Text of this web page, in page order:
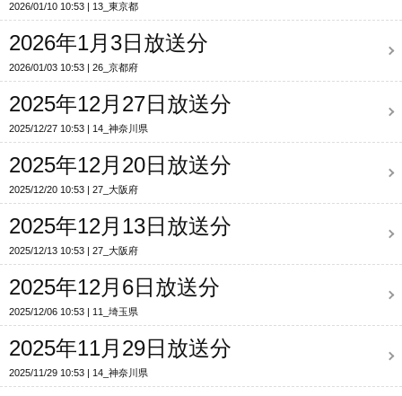
2026/01/10 10:53 13_東京都
2026年1月3日放送分
2026/01/03 10:53 26_京都府
2025年12月27日放送分
2025/12/27 10:53 14_神奈川県
2025年12月20日放送分
2025/12/20 10:53 27_大阪府
2025年12月13日放送分
2025/12/13 10:53 27_大阪府
2025年12月6日放送分
2025/12/06 10:53 11_埼玉県
2025年11月29日放送分
2025/11/29 10:53 14_神奈川県